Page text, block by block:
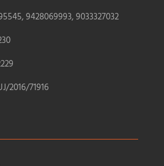
9428069993, 9033327032
2016/71916